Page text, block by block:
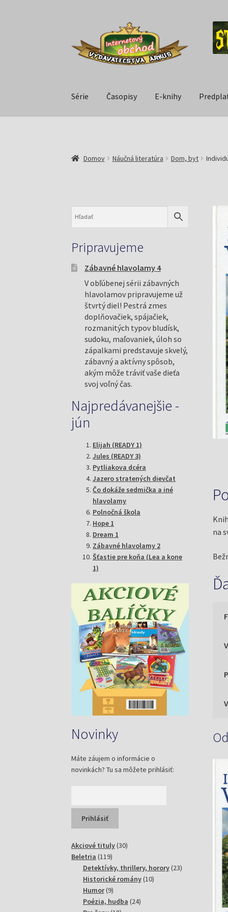
Série Časopisy E-knihy
Domov Náučná literatúra Dom, byt
na
Pripravujeme
Zábavné hlavolamy 4
V obľúbenej sérii zábavných
hlavolamov pripravujeme už
štvrtý diel! Pestrá zmes
doplňovačiek, spájačiek,
rozmanitých typov bludísk,
sudoku, maľovaniek, úloh so
zápalkami predstavuje skvelý,
zábavný a aktívny spôsob,
akým môže tráviť vaše dieťa
svoj voľný čas.
Najpredávanejšie -
jún
Elijah (READY 1)
Jules (READY 3)
Pytliakova dcéra
Jazero stratených dievčat
Čo dokáže sedmička a iné
hlavolamy
Polnočná škola
Hope 1
Dream 1
Zábavné hlavolamy 2
Šťastie pre koňa (Lea a kone
1)
Novinky
Máte záujem o informácie o
novinkách? Tu sa môžete prihlásiť:
Akciové tituly 3030
Beletria 119119
produktov
Detektívky, thrillery, horory 2323
Historické romány 1010
Humor 99
produktov
Poézia, hudba 2424